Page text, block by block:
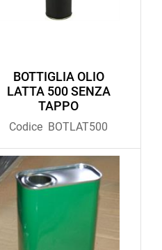
BOTTIGLIA OLIO
LATTA 500 SENZA
TAPPO
Codice BOTLAT500